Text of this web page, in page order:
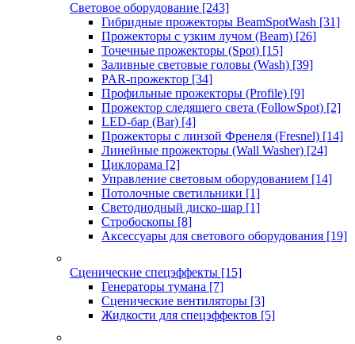
Световое оборудование [243]
Гибридные прожекторы BeamSpotWash [31]
Прожекторы с узким лучом (Beam) [26]
Точечные прожекторы (Spot) [15]
Заливные световые головы (Wash) [39]
PAR-прожектор [34]
Профильные прожекторы (Profile) [9]
Прожектор следящего света (FollowSpot) [2]
LED-бар (Bar) [4]
Прожекторы с линзой Френеля (Fresnel) [14]
Линейные прожекторы (Wall Washer) [24]
Циклорама [2]
Управление световым оборудованием [14]
Потолочные светильники [1]
Светодиодный диско-шар [1]
Стробоскопы [8]
Аксессуары для светового оборудования [19]
Сценические спецэффекты [15]
Генераторы тумана [7]
Сценические вентиляторы [3]
Жидкости для спецэффектов [5]